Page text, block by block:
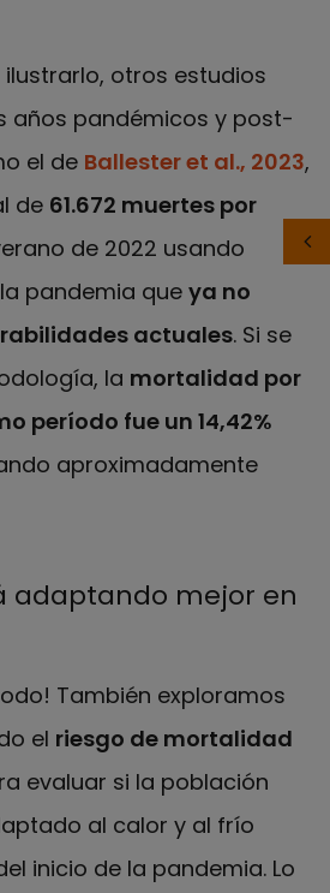
otros estudios
años pandémicos y post-
el de Ballester et al., 2023,
de 61.672 muertes por
de 2022 usando
pandemia que ya no
actuales. Si se
la mortalidad por
período fue un 14,42%
aproximadamente
adaptando mejor en
También exploramos
el riesgo de mortalidad
evaluar si la población
al calor y al frío
inicio de la pandemia. Lo